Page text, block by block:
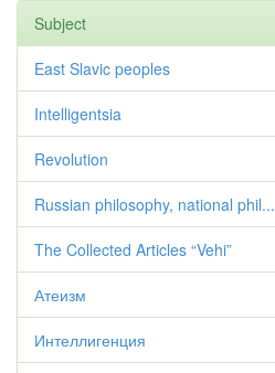
Subject
East Slavic peoples
Intelligentsia
Revolution
Russian philosophy, national phil...
The Collected Articles “Vehi”
Атеизм
Интеллигенция